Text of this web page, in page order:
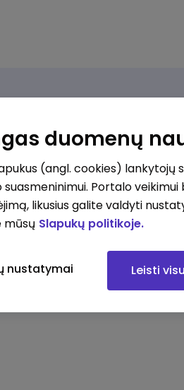
duomenų
(angl. cookies) lankytojų
Portalo
likusius galite valdyti
mūsų Slapukų politikoje.
nustatymai Leisti